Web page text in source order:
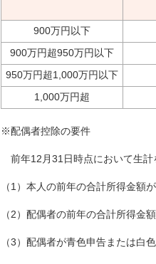
900万円以下
900万円超950万円以下
950万円超1,000万円以下
1,000万円超
※配偶者控除の要件
前年12月31日時点において生計
（1）本人の前年の合計所得金額
（2）配偶者の前年の合計所得金
（3）配偶者が青色申告または白